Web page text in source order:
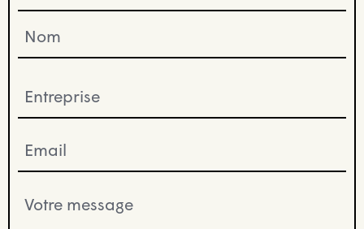
(Nécessaire)
(Nécessaire)
message